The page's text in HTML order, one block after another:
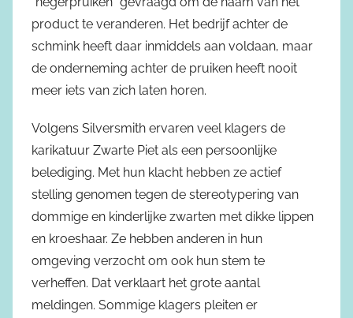
product te veranderen. Het bedrijf achter de
schmink heeft daar inmiddels aan voldaan, maar
de onderneming achter de pruiken heeft nooit
meer iets van zich laten horen.
Volgens Silversmith ervaren veel klagers de
karikatuur Zwarte Piet als een persoonlijke
belediging. Met hun klacht hebben ze actief
stelling genomen tegen de stereotypering van
dommige en kinderlijke zwarten met dikke lippen
en kroeshaar. Ze hebben anderen in hun
omgeving verzocht om ook hun stem te
verheffen. Dat verklaart het grote aantal
meldingen. Sommige klagers pleiten er